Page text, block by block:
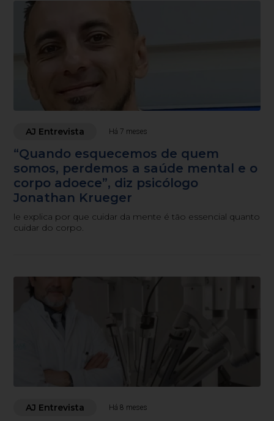
AJ Entrevista Há 7 meses
“Quando esquecemos de quem
somos, perdemos a saúde mental e o
corpo adoece”, diz psicólogo
Jonathan Krueger
le explica por que cuidar da mente é tão essencial quanto
cuidar do corpo.
AJ Entrevista Há 8 meses